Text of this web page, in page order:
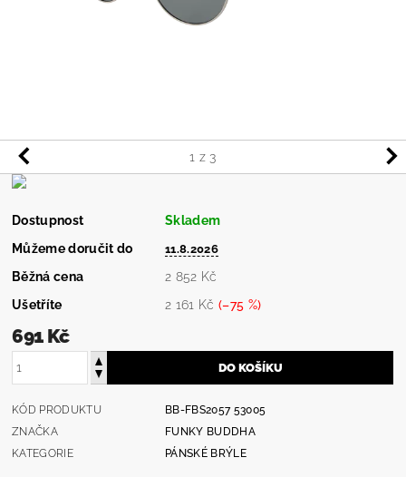
1 z 3
Dostupnost
Skladem
Můžeme doručit do
11.8.2026
Běžná cena
2 852 Kč
Ušetříte
2 161 Kč (–75 %)
691 Kč
KÓD PRODUKTU
BB-FBS2057 53005
ZNAČKA
FUNKY BUDDHA
KATEGORIE
PÁNSKÉ BRÝLE